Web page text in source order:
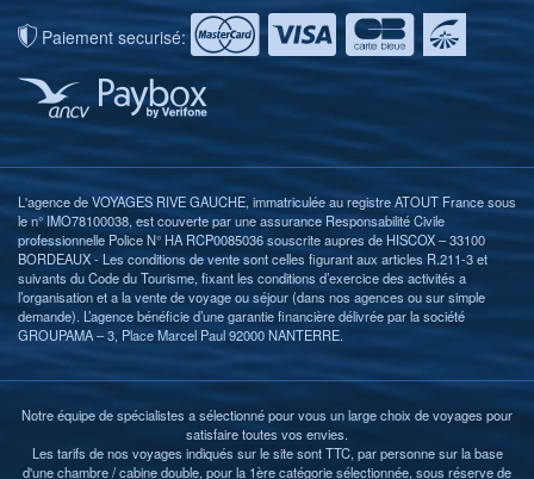
Paiement securisé:
L'agence de VOYAGES RIVE GAUCHE, immatriculée au registre ATOUT France sous
le n° IMO78100038, est couverte par une assurance Responsabilité Civile
professionnelle Police N° HA RCP0085036 souscrite aupres de HISCOX – 33100
BORDEAUX - Les conditions de vente sont celles figurant aux articles R.211-3 et
suivants du Code du Tourisme, fixant les conditions d’exercice des activités a
l’organisation et a la vente de voyage ou séjour (dans nos agences ou sur simple
demande). L’agence bénéficie d’une garantie financière délivrée par la société
GROUPAMA – 3, Place Marcel Paul 92000 NANTERRE.
Notre équipe de spécialistes a sélectionné pour vous un large choix de voyages pour
satisfaire toutes vos envies.
Les tarifs de nos voyages indiqués sur le site sont TTC, par personne sur la base
d'une chambre / cabine double, pour la 1ère catégorie sélectionnée, sous réserve de